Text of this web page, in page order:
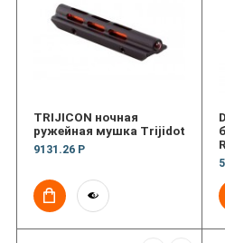
TRIJICON ночная
ружейная мушка Trijidot
9131.26 Р